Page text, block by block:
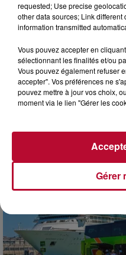
3 août 2026
NOS IDÉES DE
Début août, c’est le cœur
encore bien rempli ! Entre
requested; Use precise
other data sources; Link
information transmitted
Vous pouvez accepter en
sélectionnant les finalités et/ou
Vous pouvez également refuser
accepter". Vos préférences ne
pouvez mettre à jour vos choix,
moment via le lien "Gérer les
Gérer